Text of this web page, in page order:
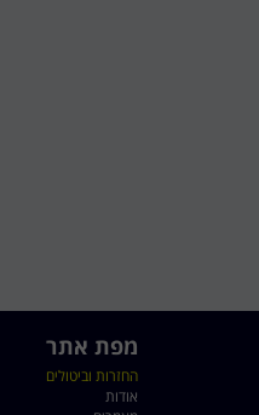
מפת אתר
החזרות וביטולים
אודות